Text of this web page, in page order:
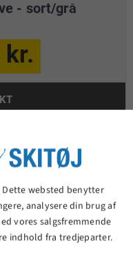
- sort/grå
kr.
websted benytter
analysere din brug af
vores salgsfremmende
indhold fra tredjeparter.